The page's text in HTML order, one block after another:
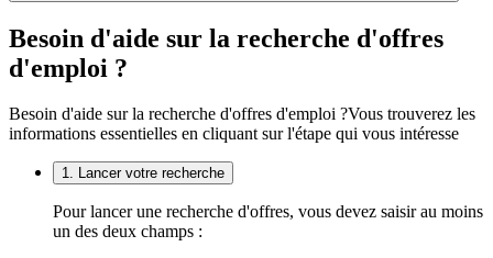
Besoin d'aide sur la recherche d'offres
d'emploi ?
Besoin d'aide sur la recherche d'offres d'emploi ?Vous trouverez les
informations essentielles en cliquant sur l'étape qui vous intéresse
1. Lancer votre recherche
Pour lancer une recherche d'offres, vous devez saisir au moins
un des deux champs :